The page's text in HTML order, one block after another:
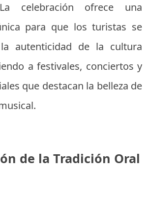
celebración ofrece una
para que los turistas se
autenticidad de la cultura
a festivales, conciertos y
que destacan la belleza de
de la Tradición Oral